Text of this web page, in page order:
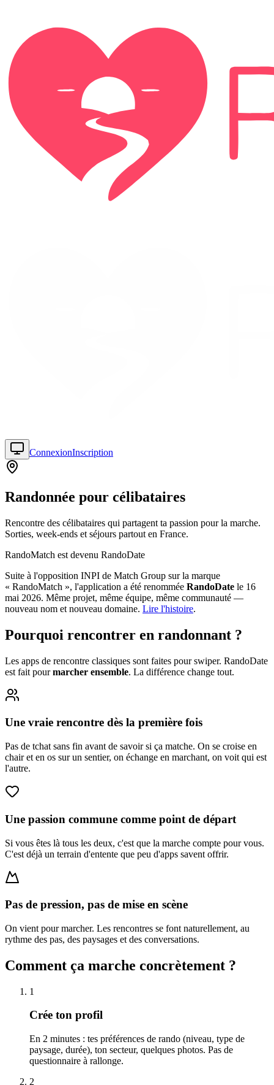
ConnexionInscription
Randonnée pour célibataires
Rencontre des célibataires qui partagent ta passion pour la marche.
Sorties, week-ends et séjours partout en France.
RandoMatch est devenu RandoDate
Suite à l'opposition INPI de Match Group sur la marque
« RandoMatch », l'application a été renommée RandoDate le 16
mai 2026. Même projet, même équipe, même communauté —
nouveau nom et nouveau domaine. Lire l'histoire.
Pourquoi rencontrer en randonnant ?
Les apps de rencontre classiques sont faites pour swiper. RandoDate
est fait pourmarcher ensemble. La différence change tout.
Une vraie rencontre dès la première fois
Pas de tchat sans fin avant de savoir si ça matche. On se croise en
chair et en os sur un sentier, on échange en marchant, on voit qui est
l'autre.
Une passion commune comme point de départ
Si vous êtes là tous les deux, c'est que la marche compte pour vous.
C'est déjà un terrain d'entente que peu d'apps savent offrir.
Pas de pression, pas de mise en scène
On vient pour marcher. Les rencontres se font naturellement, au
rythme des pas, des paysages et des conversations.
Comment ça marche concrètement ?
1
Crée ton profil
En 2 minutes : tes préférences de rando (niveau, type de
paysage, durée), ton secteur, quelques photos. Pas de
questionnaire à rallonge.
2